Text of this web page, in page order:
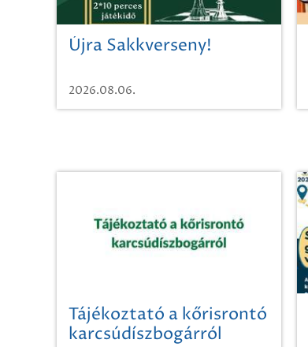
Újra Sakkverseny!
2026.08.06.
Tájékoztató a kőrisrontó
karcsúdíszbogárról